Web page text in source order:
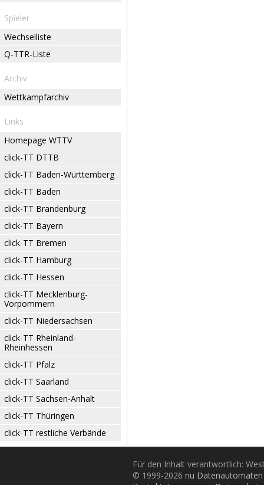
Spieler
Wechselliste
Q-TTR-Liste
Archiv
Wettkampfarchiv
Links
Homepage WTTV
click-TT DTTB
click-TT Baden-Württemberg
click-TT Baden
click-TT Brandenburg
click-TT Bayern
click-TT Bremen
click-TT Hamburg
click-TT Hessen
click-TT Mecklenburg-
Vorpommern
click-TT Niedersachsen
click-TT Rheinland-
Rheinhessen
click-TT Pfalz
click-TT Saarland
click-TT Sachsen-Anhalt
click-TT Thüringen
click-TT restliche Verbände
Für den Inhalt verantwortlich:
© 1999-2026 nu